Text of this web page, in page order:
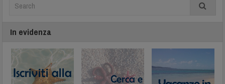
In evidenza